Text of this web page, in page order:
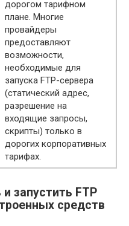
дорогом тарифном
плане. Многие
провайдеры
предоставляют
возможности,
необходимые для
запуска FTP-сервера
(статический адрес,
разрешение на
входящие запросы,
скрипты) только в
дорогих корпоративных
тарифах.
запустить FTP
средств